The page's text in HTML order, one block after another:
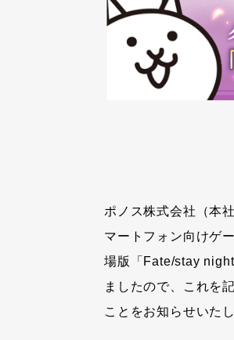
ポノス株式会社（本
マートフォン向けゲ
場版「Fate/stay
ましたので、これを
ことをお知らせいたし